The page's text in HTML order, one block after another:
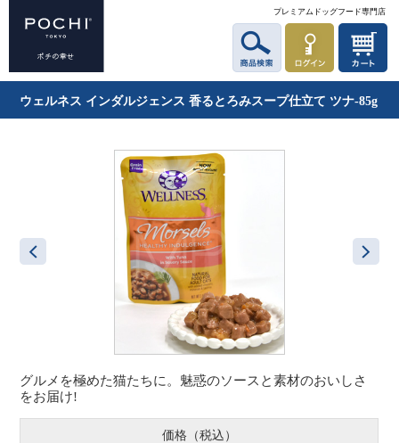
プレミアムドッグフード専門店
ウェルネス インダルジェンス 香るとろみスープ仕立て ツナ-85g
グルメを極めた猫たちに。魅惑のソースと素材のおいしさ
をお届け!
価格（税込）